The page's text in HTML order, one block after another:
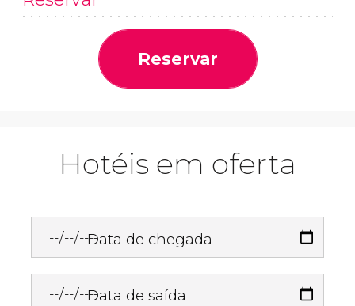
Reservar
Hotéis em oferta
Data de chegada
Data de saída